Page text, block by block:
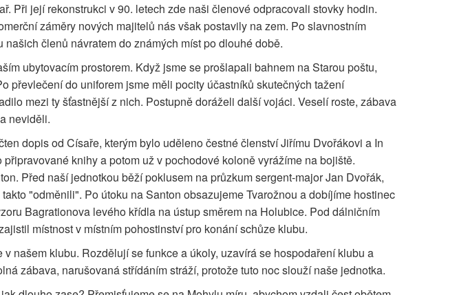
Při její rekonstrukci v 90. letech zde naši členové odpracovali stovky hodin.
záměry nových majitelů nás však postavily na zem. Po slavnostním
členů návratem do známých míst po dlouhé době.
ubytovacím prostorem. Když jsme se prošlapali bahnem na Starou poštu,
převlečení do uniforem jsme měli pocity účastníků skutečných tažení
mezi ty šťastnější z nich. Postupně doráželi další vojáci. Veselí roste, zábava
neviděli.
dopis od Císaře, kterým bylo uděleno čestné členství Jiřímu Dvořákovi a In
knihy a potom už v pochodové koloně vyrážíme na bojiště.
Před naší jednotkou běží poklusem na průzkum sergent-major Jan Dvořák,
"odměnili". Po útoku na Santon obsazujeme Tvarožnou a dobíjíme hostinec
Bagrationova levého křídla na ústup směrem na Holubice. Pod dálničním
místnost v místním pohostinství pro konání schůze klubu.
našem klubu. Rozdělují se funkce a úkoly, uzavírá se hospodaření klubu a
zábava, narušovaná střídáním stráží, protože tuto noc slouží naše jednotka.